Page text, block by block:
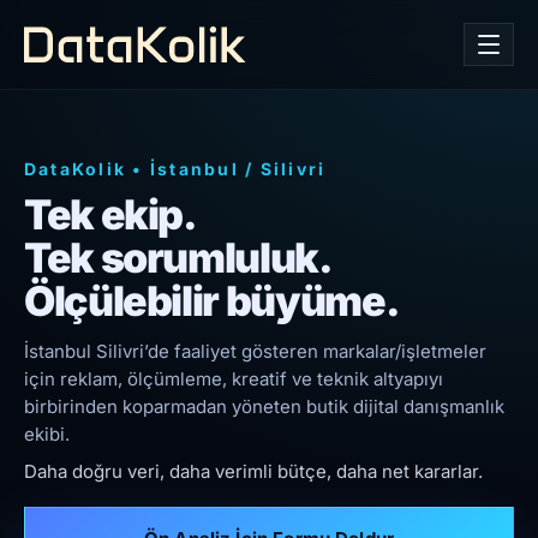
DataKolik • İstanbul / Silivri
Tek ekip.
Tek sorumluluk.
Ölçülebilir büyüme.
İstanbul Silivri’de faaliyet gösteren markalar/işletmeler
için reklam, ölçümleme, kreatif ve teknik altyapıyı
birbirinden koparmadan yöneten butik dijital danışmanlık
ekibi.
Daha doğru veri, daha verimli bütçe, daha net kararlar.